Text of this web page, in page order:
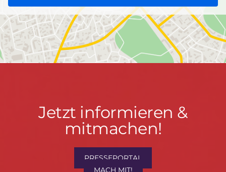
Jetzt
informieren
mitmachen!
Jetzt informieren &
mitmachen!
PRESSEPORTAL
MACH MIT!